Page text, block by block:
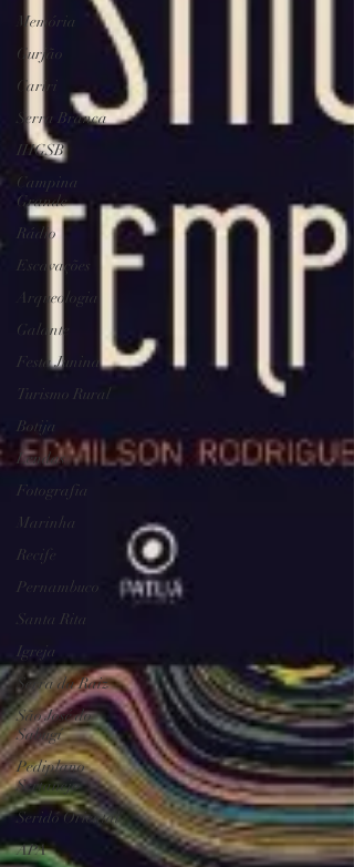
Memória
Gurjão
Cariri
Serra Branca
IHGSB
Campina
Grande
Rádio
Escavações
Arqueologia
Galante
Festa Junina
Turismo Rural
Botija
Lendas
Fotografia
Marinha
Recife
Pernambuco
Santa Rita
Igreja
Serra da Raiz
São José do
Sabugí
Pediplano
Sertanejo
Seridó Oriental
APA